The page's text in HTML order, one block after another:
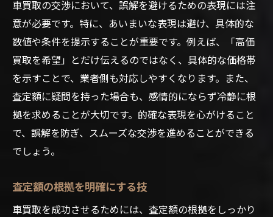
車買取の交渉において、誤解を避けるための表現には注
意が必要です。特に、あいまいな表現は避け、具体的な
数値や条件を提示することが重要です。例えば、「高価
買取を希望」とだけ伝えるのではなく、具体的な価格帯
を示すことで、業者側も対応しやすくなります。また、
査定額に疑問を持った場合も、感情的にならず冷静に根
拠を求めることが大切です。的確な表現を心がけること
で、誤解を防ぎ、スムーズな交渉を進めることができる
でしょう。
査定額の根拠を明確にする技
車買取を成功させるためには、査定額の根拠をしっかり